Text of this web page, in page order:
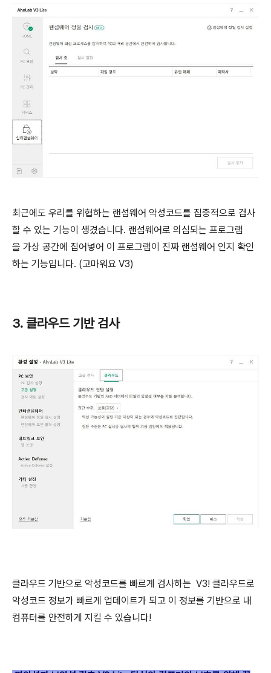
최근에도 우리를 위협하는 랜섬웨어 악성코드를 집중적으로 검사
할 수 있는 기능이 생겼습니다. 랜섬웨어로 의심되는 프로그램
을 가상 공간에 집어넣어 이 프로그램이 진짜 랜섬웨어 인지 확인
하는 기능입니다. (고마워요 V3)
3. 클라우드 기반 검사
클라우드 기반으로 악성코드를 빠르게 검사하는 V3! 클라우드로
악성코드 정보가 빠르게 업데이트가 되고 이 정보를 기반으로 내
컴퓨터를 안전하게 지킬 수 있습니다!